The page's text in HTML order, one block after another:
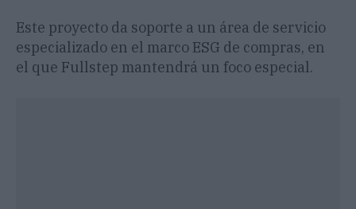
Este proyecto da soporte a un área de servicio
especializado en el marco ESG de compras, en
el que Fullstep mantendrá un foco especial.